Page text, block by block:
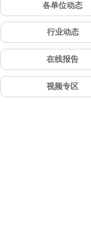
各单位动态
在线报告
行业动态
视频专区